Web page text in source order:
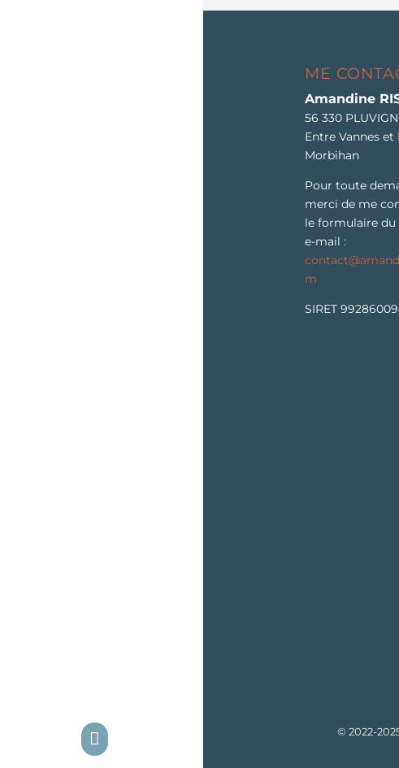

ME
Amandine
56 330
Entre Vannes et
Morbihan
Pour toute
merci de me
le formulaire du
e-mail :
m
SIRET
© 2022-